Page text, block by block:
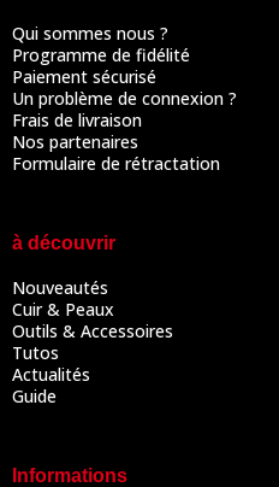
Qui sommes nous ?
Programme de fidélité
Paiement sécurisé
Un problème de connexion ?
Frais de livraison
Nos partenaires
Formulaire de rétractation
à découvrir
Nouveautés
Cuir & Peaux
Outils & Accessoires
Tutos
Actualités
Guide
Informations